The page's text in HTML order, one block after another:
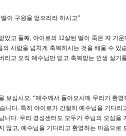
이 구원을 얻으리라 하시고”
았고 둘째, 야이로의 12살된 딸이 죽은 자 가
사람을 넘치게 축복하시는 것을 배울 수 있
리고 오직 예수님만 믿고 축복받는 인생 살기
십시오. “예수께서 돌아오시매 무리가 환영
니다. 특히 야이로가 간절히 예수님을 기다리
다. 우리 경성센터도 모두가 주님의 오심을
않고, 예수님을 기다리고 환영하는 마음으로